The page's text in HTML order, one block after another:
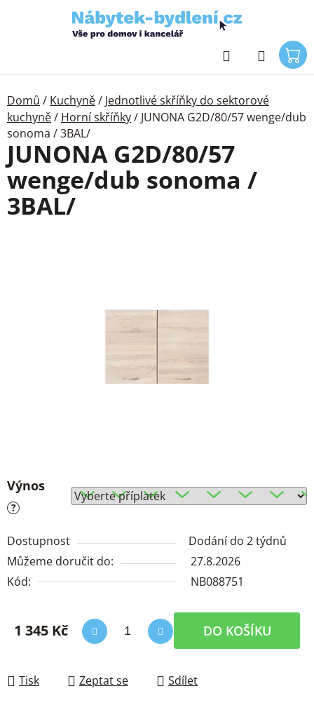
Hledat
Domů / Kuchyně/ Jednotlivé skříňky do sektorové
kuchyně/ Horní skříňky/ JUNONA G2D/80/57 wenge/dub
sonoma / 3BAL/
Výnos
?
Dostupnost
Dodání do 2 týdnů
Můžeme doručit do:
27.8.2026
Kód:
NB088751
1 345 Kč DO KOŠÍKU
Tisk Zeptat se Sdílet
JUNONA G2D/80/57
wenge/dub sonoma /
3BAL/